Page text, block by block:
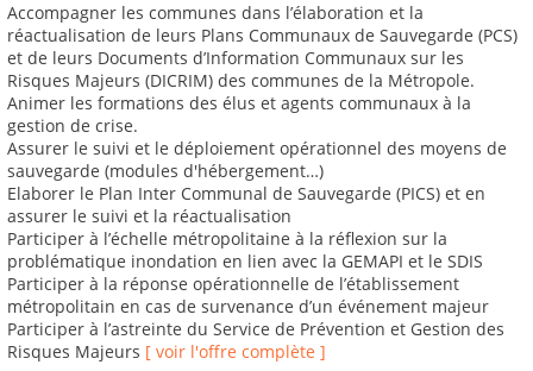
Accompagner les communes dans l’élaboration et la
réactualisation de leurs Plans Communaux de Sauvegarde (PCS)
et de leurs Documents d’Information Communaux sur les
Risques Majeurs (DICRIM) des communes de la Métropole.
Animer les formations des élus et agents communaux à la
gestion de crise.
Assurer le suivi et le déploiement opérationnel des moyens de
sauvegarde (modules d'hébergement…)
Elaborer le Plan Inter Communal de Sauvegarde (PICS) et en
assurer le suivi et la réactualisation
Participer à l’échelle métropolitaine à la réflexion sur la
problématique inondation en lien avec la GEMAPI et le SDIS
Participer à la réponse opérationnelle de l’établissement
métropolitain en cas de survenance d’un événement majeur
Participer à l’astreinte du Service de Prévention et Gestion des
Risques Majeurs [ voir l'offre complète ]